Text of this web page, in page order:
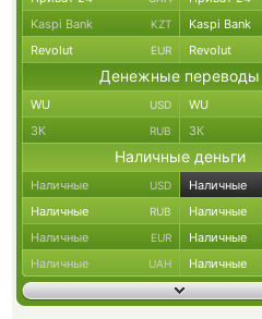
Kaspi Bank KZT Kaspi Bank
Revolut EUR Revolut
Денежные переводы
WU USD WU
ЗК RUB ЗК
Наличные деньги
Наличные USD Наличные
Наличные RUB Наличные
Наличные EUR Наличные
Наличные UAH Наличные